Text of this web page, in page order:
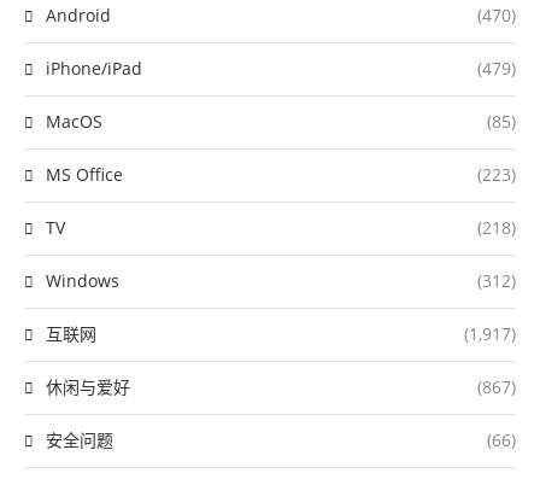
Android (470)
iPhone/iPad (479)
MacOS (85)
MS Office (223)
TV (218)
Windows (312)
互联网 (1,917)
休闲与爱好 (867)
安全问题 (66)